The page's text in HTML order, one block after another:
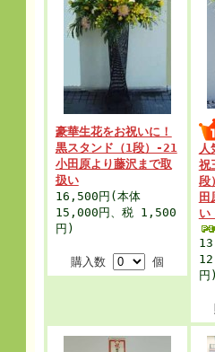
豪華生花をお祝いに！
黒スタンド（1段）-21
小田原より藤沢まで取
扱い
16,500円 (本体
15,000円、税 1,500
円)
購入数 個
人
祝
田
い